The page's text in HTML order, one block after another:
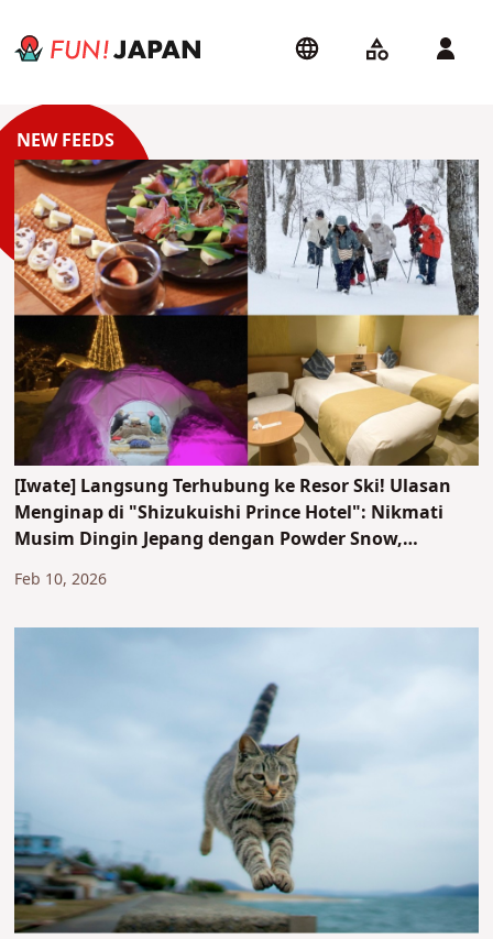
[Iwate] Langsung Terhubung ke Resor Ski! Ulasan
Menginap di "Shizukuishi Prince Hotel": Nikmati
Musim Dingin Jepang dengan Powder Snow,
Pemandangan Indah, dan Sauna Tenda!
Feb 10, 2026